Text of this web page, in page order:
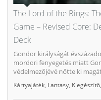
The Lord of the Rings:
Game – Revised Core:
Deck
Gondor királyságát
mordori fenyegetés miatt
védelmezőjévé nőtte ki
Kártyajáték Fantasy Kiegészítő